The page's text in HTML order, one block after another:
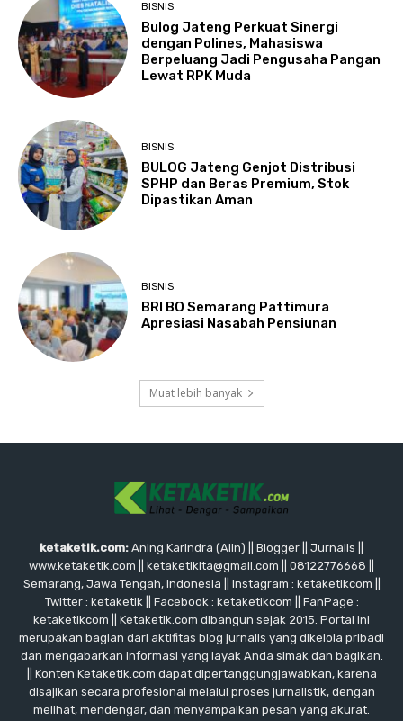
BISNIS
Bulog Jateng Perkuat Sinergi
dengan Polines, Mahasiswa
Berpeluang Jadi Pengusaha Pangan
Lewat RPK Muda
BISNIS
BULOG Jateng Genjot Distribusi
SPHP dan Beras Premium, Stok
Dipastikan Aman
BISNIS
BRI BO Semarang Pattimura
Apresiasi Nasabah Pensiunan
Muat lebih banyak
ketaketik.com: Aning Karindra (Alin) || Blogger || Jurnalis ||
www.ketaketik.com || ketaketikita@gmail.com || 08122776668 ||
Semarang, Jawa Tengah, Indonesia || Instagram : ketaketikcom ||
Twitter : ketaketik || Facebook : ketaketikcom || FanPage :
ketaketikcom || Ketaketik.com dibangun sejak 2015. Portal ini
merupakan bagian dari aktifitas blog jurnalis yang dikelola pribadi
dan mengabarkan informasi yang layak Anda simak dan bagikan.
|| Konten Ketaketik.com dapat dipertanggungjawabkan, karena
disajikan secara profesional melalui proses jurnalistik, dengan
melihat, mendengar, dan menyampaikan pesan yang akurat.